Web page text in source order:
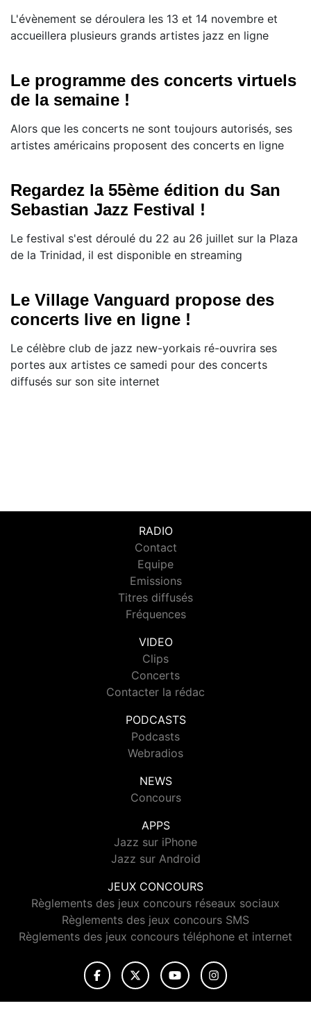
L'évènement se déroulera les 13 et 14 novembre et
accueillera plusieurs grands artistes jazz en ligne
Le programme des concerts virtuels
de la semaine !
Alors que les concerts ne sont toujours autorisés, ses
artistes américains proposent des concerts en ligne
Regardez la 55ème édition du San
Sebastian Jazz Festival !
Le festival s'est déroulé du 22 au 26 juillet sur la Plaza
de la Trinidad, il est disponible en streaming
Le Village Vanguard propose des
concerts live en ligne !
Le célèbre club de jazz new-yorkais ré-ouvrira ses
portes aux artistes ce samedi pour des concerts
diffusés sur son site internet
RADIO
Contact
Equipe
Emissions
Titres diffusés
Fréquences
VIDEO
Clips
Concerts
Contacter la rédac
PODCASTS
Podcasts
Webradios
NEWS
Concours
APPS
Jazz sur iPhone
Jazz sur Android
JEUX CONCOURS
Règlements des jeux concours réseaux sociaux
Règlements des jeux concours SMS
Règlements des jeux concours téléphone et internet